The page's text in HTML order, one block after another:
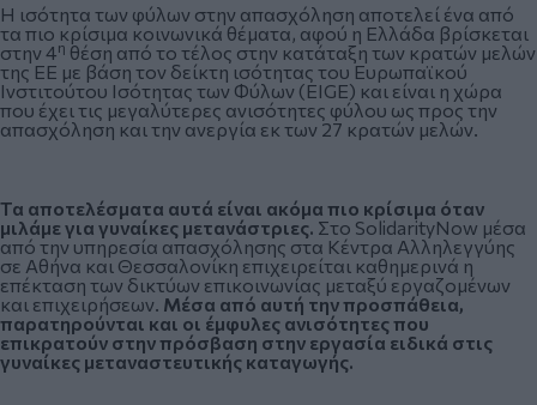
Η ισότητα των φύλων στην απασχόληση αποτελεί ένα από
τα πιο κρίσιμα κοινωνικά θέματα, αφού η Ελλάδα βρίσκεται
στην 4η θέση από το τέλος στην κατάταξη των κρατών μελών
της ΕΕ με βάση τον δείκτη ισότητας του Ευρωπαϊκού
Ινστιτούτου Ισότητας των Φύλων (EIGE) και είναι η χώρα
που έχει τις μεγαλύτερες ανισότητες φύλου ως προς την
απασχόληση και την ανεργία εκ των 27 κρατών μελών.
Τα αποτελέσματα αυτά είναι ακόμα πιο κρίσιμα όταν
μιλάμε για γυναίκες μετανάστριες. Στο SolidarityNow μέσα
από την υπηρεσία απασχόλησης στα Κέντρα Αλληλεγγύης
σε Αθήνα και Θεσσαλονίκη επιχειρείται καθημερινά η
επέκταση των δικτύων επικοινωνίας μεταξύ εργαζομένων
και επιχειρήσεων. Μέσα από αυτή την προσπάθεια,
παρατηρούνται και οι έμφυλες ανισότητες που
επικρατούν στην πρόσβαση στην εργασία ειδικά στις
γυναίκες μεταναστευτικής καταγωγής.